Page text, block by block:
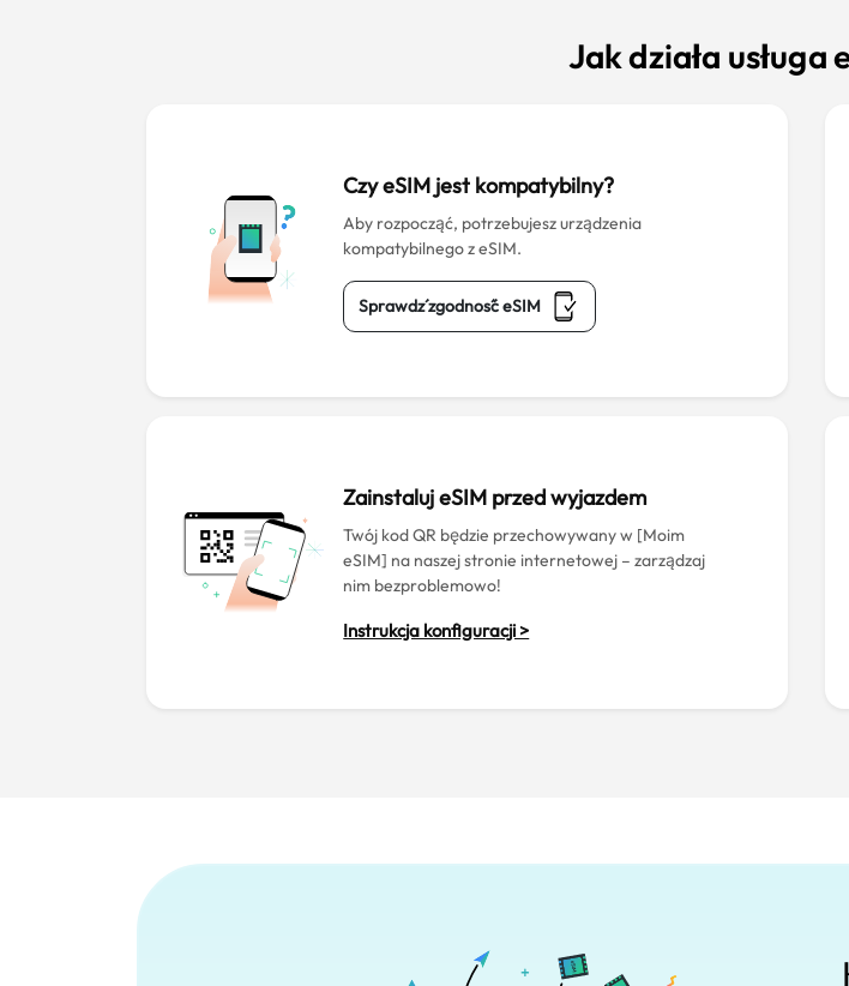
Jak działa usługa
Czy eSIM jest kompatybilny?
Aby rozpocząć, potrzebujesz urządzenia
kompatybilnego z eSIM.
Sprawdź zgodność eSIM
Zainstaluj eSIM przed wyjazdem
Twój kod QR będzie przechowywany w [Moim
eSIM] na naszej stronie internetowej – zarządzaj
nim bezproblemowo!
Instrukcja konfiguracji >